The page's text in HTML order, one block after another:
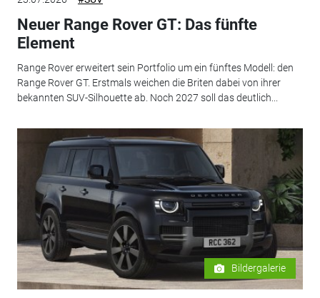
Neuer Range Rover GT: Das fünfte
Element
Range Rover erweitert sein Portfolio um ein fünftes Modell: den
Range Rover GT. Erstmals weichen die Briten dabei von ihrer
bekannten SUV-Silhouette ab. Noch 2027 soll das deutlich...
Bildergalerie